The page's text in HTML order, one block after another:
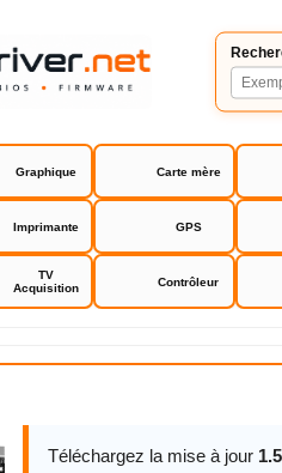
Graphique Carte mère
Imprimante GPS
TV
Acquisition
Contrôleur
Asrock Z97 Pro4 bios drivers
Téléchargez la mise à jour